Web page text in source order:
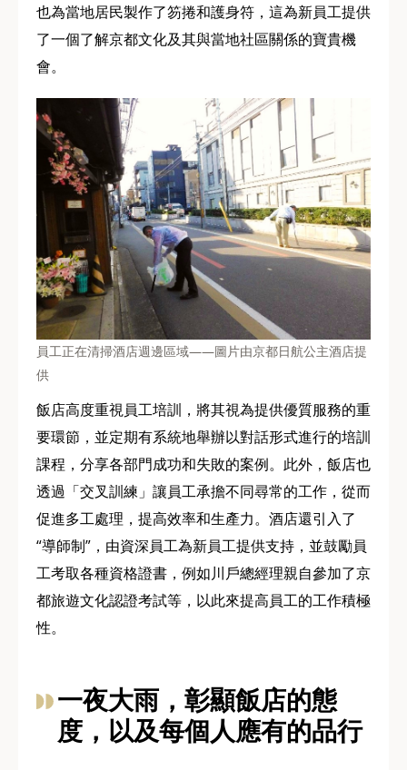
也為當地居民製作了笏捲和護身符，這為新員工提供
了一個了解京都文化及其與當地社區關係的寶貴機
會。
員工正在清掃酒店週邊區域——圖片由京都日航公主酒店提
供
飯店高度重視員工培訓，將其視為提供優質服務的重
要環節，並定期有系統地舉辦以對話形式進行的培訓
課程，分享各部門成功和失敗的案例。此外，飯店也
透過「交叉訓練」讓員工承擔不同尋常的工作，從而
促進多工處理，提高效率和生產力。酒店還引入了
“導師制”，由資深員工為新員工提供支持，並鼓勵員
工考取各種資格證書，例如川戶總經理親自參加了京
都旅遊文化認證考試等，以此來提高員工的工作積極
性。
一夜大雨，彰顯飯店的態
度，以及每個人應有的品行